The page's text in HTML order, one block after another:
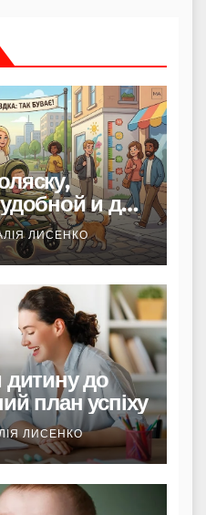
и для
ребенка
ЛИСЕНКО
дитину до
план успіху
ЛИСЕНКО